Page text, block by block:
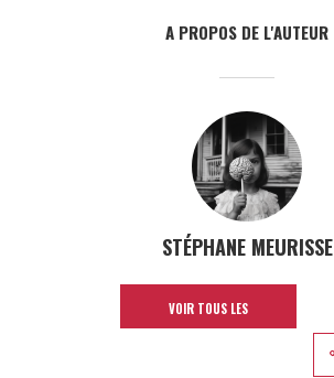
A PROPOS DE L'AUTEUR
STÉPHANE MEURISSE
VOIR TOUS LES